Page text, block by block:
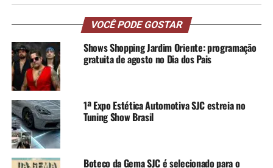
VOCÊ PODE GOSTAR
Shows Shopping Jardim Oriente: programação
gratuita de agosto no Dia dos Pais
1ª Expo Estética Automotiva SJC estreia no
Tuning Show Brasil
Boteco da Gema SJC é selecionado para o